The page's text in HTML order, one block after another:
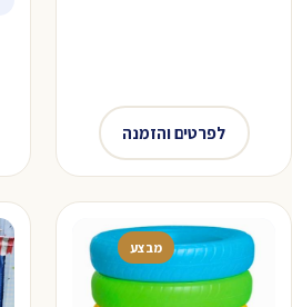
לפרטים והזמנה
מבצע